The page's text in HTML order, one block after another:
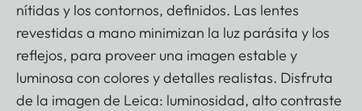
nítidas y los contornos, definidos. Las lentes
revestidas a mano minimizan la luz parásita y los
reflejos, para proveer una imagen estable y
luminosa con colores y detalles realistas. Disfruta
de la imagen de Leica: luminosidad, alto contraste